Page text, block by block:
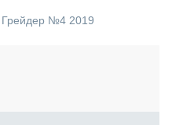
Грейдер №4 2019